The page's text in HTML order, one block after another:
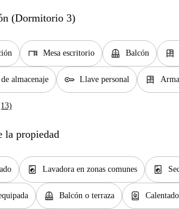
(Dormitorio 3)
desk Mesa escritorio balcony Balcón dresser
almacenaje key Llave personal dresser
la propiedad
local_laundry_service Lavadora en zonas comunes local_laundry_service
balcony Balcón o terraza water_heater